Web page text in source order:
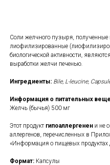
Соли желчного пузыря, полученные
лиофилизированные
биологической активности,
выработки желчи печенью.
Ингредиенты: Bile, L-leucine,
Информация о питательных
Желчь (бычья) 500 мг
Этот продукт гипоаллергенен и не
аллергенов, перечисленных в
«Информация о пищевых продуктах
Формат: Капсулы